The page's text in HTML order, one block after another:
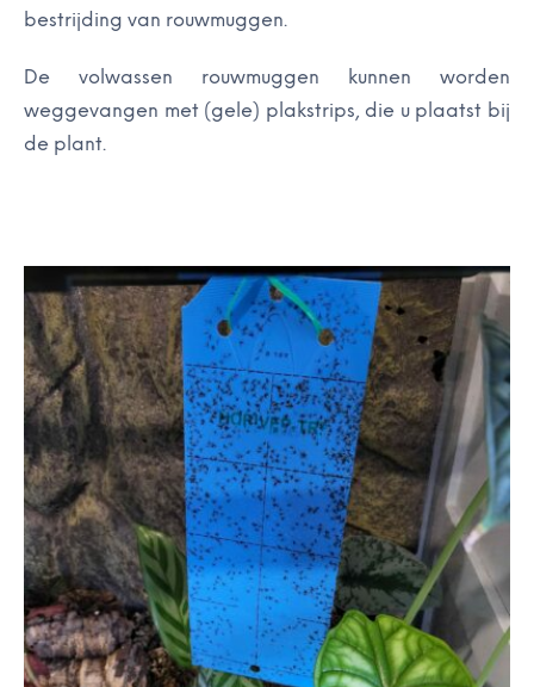
bestrijding van rouwmuggen.
De volwassen rouwmuggen kunnen worden
weggevangen met (gele) plakstrips, die u plaatst bij
de plant.